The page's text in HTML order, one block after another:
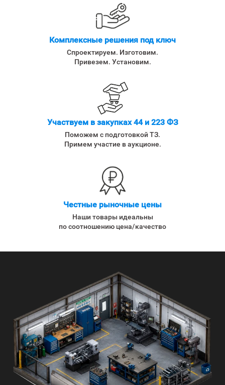
Комплексные решения под ключ
Спроектируем. Изготовим.
Привезем. Установим.
Участвуем в закупках 44 и 223 ФЗ
Поможем с подготовкой ТЗ.
Примем участие в аукционе.
Честные рыночные цены
Наши товары идеальны
по соотношению цена/качество